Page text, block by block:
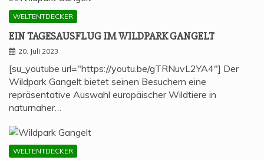
WELTENTDECKER
EIN TAGES­AUS­FLUG IM WILD­PARK GANGELT
20. Juli 2023
[su_youtube url="https://youtu.be/gTRNuvL2YA4"] Der
Wildpark Gangelt bietet seinen Besuchern eine
repräsentative Auswahl europäischer Wildtiere in
naturnaher…
WELTENTDECKER